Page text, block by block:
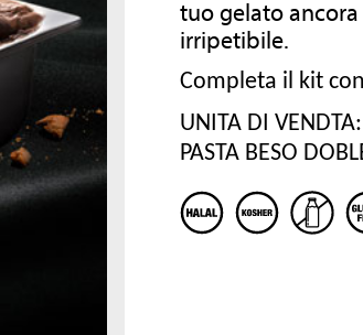
COMPANY
Dal 1984 MEC3 è sinonimo di
eccellenza, ricerca e creatività nella
preparazione di ingredienti e
semilavorati per la gelateria
artigianale e la pasticceria.
Un’azienda che, grazie alla cura e
passione per il mondo del gelato
italiano, è diventata il leader
RICETTARI
i nostri ricettari per scoprire altri
che possono arricchire la tua
gelateria!
SCOPRI DI PIÙ
tuo gelato
irripetibile.
Completa il kit con
UNITA DI
PASTA BESO